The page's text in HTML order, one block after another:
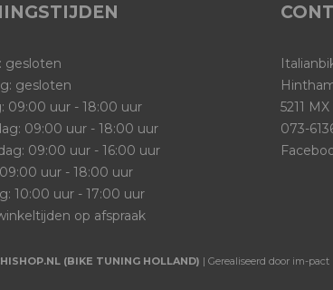
gesloten
gesloten
09:00 uur - 18:00 uur
09:00 uur - 18:00 uur
09:00 uur - 16:00 uur
uur - 18:00 uur
10:00 uur - 17:00 uur
op afspraak
5211
073-
(BIKE TUNING HOLLAND) | Gerealiseerd door im-pact